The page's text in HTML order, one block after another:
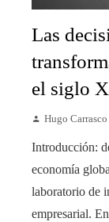
Las
el siglo
Hugo Carrasco
Introducción:
economía
laboratorio de
empresarial.